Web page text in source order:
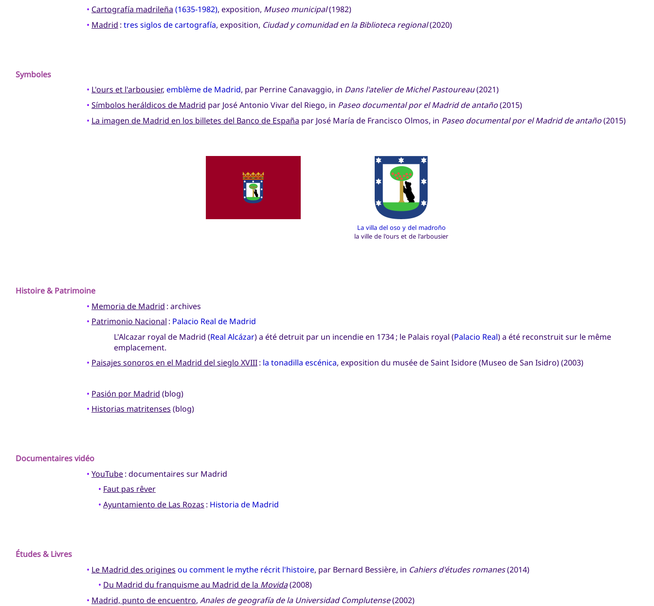
• Cartografía madrileña (1635-1982), exposition, Museo municipal(1982)
• Madrid : tres siglos de cartografía, exposition, Ciudad y comunidad en la Biblioteca regional(2020)
Symboles
• L'ours et l'arbousier, emblème de Madrid, par Perrine Canavaggio, in Dans l'atelier de Michel Pastoureau(2021)
• Símbolos heráldicos de Madrid par José Antonio Vivar del Riego, in Paseo documental por el Madrid de antaño(2015)
• La imagen de Madrid en los billetes del Banco de España par José María de Francisco Olmos, in Paseo documental por el Madrid de antaño(2015)
La villa del oso y del madroño
la ville de l'ours et de l'arbousier
Histoire & Patrimoine
• Memoria de Madrid : archives
• Patrimonio Nacional : Palacio Real de Madrid
L'Alcazar royal de Madrid (Real Alcázar) a été detruit par un incendie en 1734 ; le Palais royal (Palacio Real) a été reconstruit sur le même
emplacement.
• Paisajes sonoros en el Madrid del sieglo XVIII: la tonadilla escénica, exposition du musée de Saint Isidore (Museo de San Isidro) (2003)
• Pasión por Madrid (blog)
• Historias matritenses (blog)
Documentaires vidéo
• YouTube: documentaires sur Madrid
• Faut pas rêver
• Ayuntamiento de Las Rozas : Historia de Madrid
Études & Livres
• Le Madrid des origines ou comment le mythe récrit l'histoire, par Bernard Bessière, in Cahiers d'études romanes(2014)
• Du Madrid du franquisme au Madrid de la Movida(2008)
• Madrid, punto de encuentro, Anales de geografía de la Universidad Complutense(2002)